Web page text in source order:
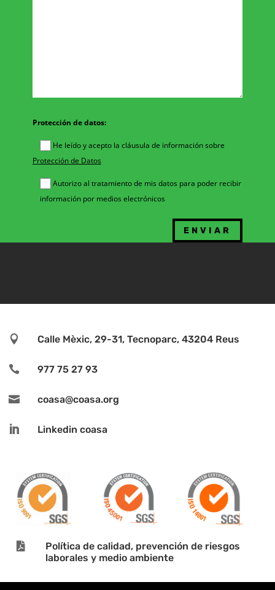
Protección de datos:
He leído y acepto la cláusula de información sobre
Protección de Datos
Autorizo al tratamiento de mis datos para poder recibir
información por medios electrónicos
 Calle Mèxic, 29-31, Tecnoparc, 43204 Reus
 977 75 27 93
 coasa@coasa.org
 Linkedin coasa

Política de calidad, prevención de riesgos
laborales y medio ambiente